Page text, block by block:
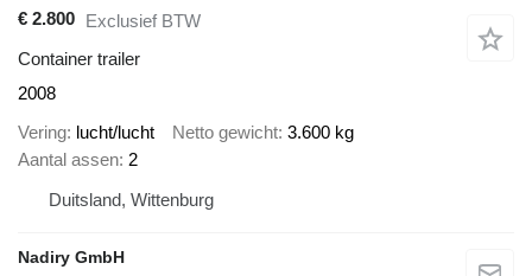
€ 2.800 Exclusief BTW
Container trailer
2008
Vering lucht/lucht Netto gewicht 3.600 kg
Aantal assen 2
Duitsland, Wittenburg
Nadiry GmbH